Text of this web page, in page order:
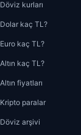
Döviz kurları
Dolar kaç TL?
Euro kaç TL?
Altın kaç TL?
Altın fiyatları
Kripto paralar
Döviz arşivi